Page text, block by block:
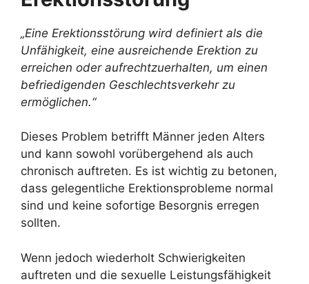
„Eine Erektionsstörung wird definiert als die
Unfähigkeit, eine ausreichende Erektion zu
erreichen oder aufrechtzuerhalten, um einen
befriedigenden Geschlechtsverkehr zu
ermöglichen.“
Dieses Problem betrifft Männer jeden Alters
und kann sowohl vorübergehend als auch
chronisch auftreten. Es ist wichtig zu betonen,
dass gelegentliche Erektionsprobleme normal
sind und keine sofortige Besorgnis erregen
sollten.
Wenn jedoch wiederholt Schwierigkeiten
auftreten und die sexuelle Leistungsfähigkeit